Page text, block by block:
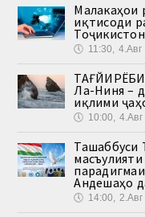
Малакаҳои
иқтисоди
🕔 11:30, 4.Авг
Ла-Ниня –
иқлими
🕔 10:00,
Ташаббуси
Андешаҳо
🕔 14:00,